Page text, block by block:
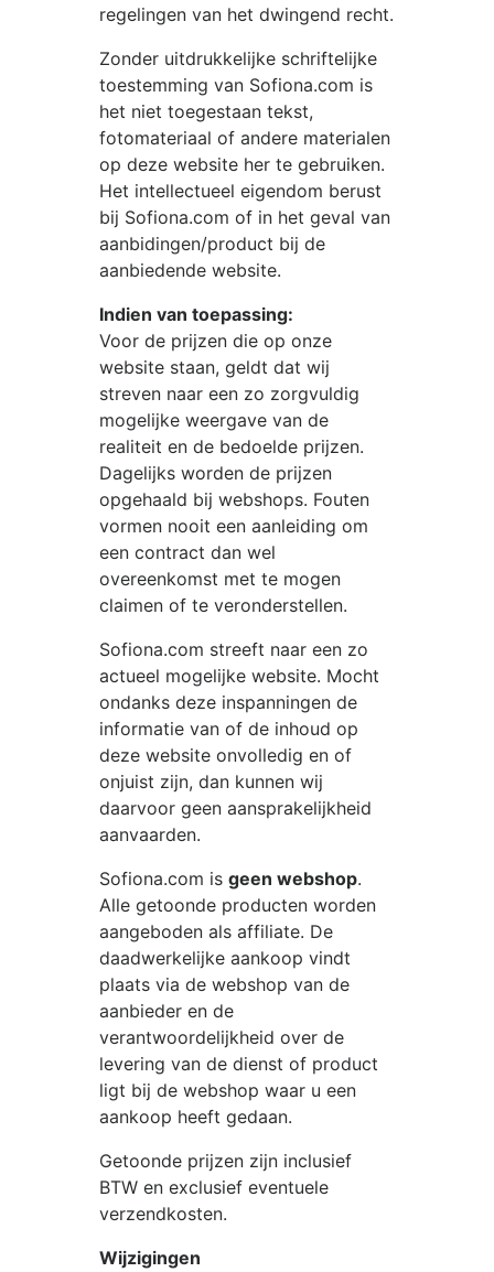
regelingen van het dwingend recht.
Zonder uitdrukkelijke schriftelijke
toestemming van Sofiona.com is
het niet toegestaan tekst,
fotomateriaal of andere materialen
op deze website her te gebruiken.
Het intellectueel eigendom berust
bij Sofiona.com of in het geval van
aanbidingen/product bij de
aanbiedende website.
Indien van toepassing:
Voor de prijzen die op onze
website staan, geldt dat wij
streven naar een zo zorgvuldig
mogelijke weergave van de
realiteit en de bedoelde prijzen.
Dagelijks worden de prijzen
opgehaald bij webshops. Fouten
vormen nooit een aanleiding om
een contract dan wel
overeenkomst met te mogen
claimen of te veronderstellen.
Sofiona.com streeft naar een zo
actueel mogelijke website. Mocht
ondanks deze inspanningen de
informatie van of de inhoud op
deze website onvolledig en of
onjuist zijn, dan kunnen wij
daarvoor geen aansprakelijkheid
aanvaarden.
Sofiona.com is geen webshop.
Alle getoonde producten worden
aangeboden als affiliate. De
daadwerkelijke aankoop vindt
plaats via de webshop van de
aanbieder en de
verantwoordelijkheid over de
levering van de dienst of product
ligt bij de webshop waar u een
aankoop heeft gedaan.
Getoonde prijzen zijn inclusief
BTW en exclusief eventuele
verzendkosten.
Wijzigingen